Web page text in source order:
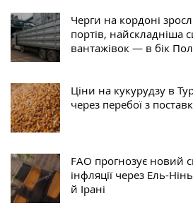
Черги на кордоні
портів, найскладніша
вантажівок — в бік
Ціни на кукурудзу в
через перебої з
FAO прогнозує новий
інфляції через Ель-
й Ірані